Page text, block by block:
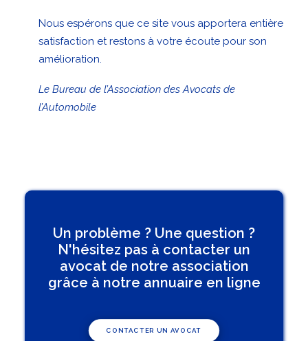
Nous espérons que ce site vous apportera entière
satisfaction et restons à votre écoute pour son
amélioration.
Le Bureau de l’Association des Avocats de
l’Automobile
Un problème ? Une question ?
N'hésitez pas à contacter un
avocat de notre association
grâce à notre annuaire en ligne
CONTACTER UN AVOCAT